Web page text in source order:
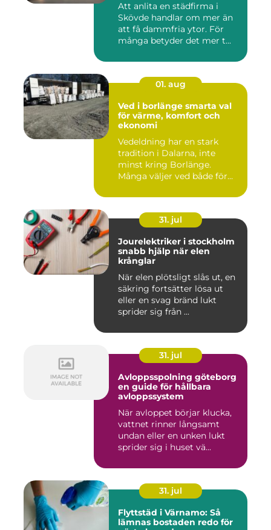
Att anlita en städfirma i
Skövde handlar om mer än
att få dammfria ytor. För
många betyder det mer t...
01. aug
Ved i borlänge smarta val
för värme, komfort och
ekonomi
Vedeldning har en stark
tradition i Dalarna, inte
minst kring Borlänge.
Många väljer ved både för
31. jul
Jourelektriker i stockholm
snabb hjälp när elen
krånglar
När elen plötsligt slås ut, en
säkring fortsätter lösa ut
eller en svag bränd lukt
sprider sig från ...
31. jul
Avloppsspolning göteborg
en guide för hållbara
avloppssystem
När avloppet börjar klucka,
vattnet rinner långsamt
undan eller en unken lukt
sprider sig i huset vä...
31. jul
Flyttstäd i Värnamo: Så
lämnas bostaden redo för